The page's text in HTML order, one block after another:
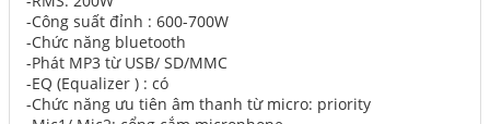
-Công suất đỉnh : 600-700W
-Chức năng bluetooth
-Phát MP3 từ USB/ SD/MMC
-EQ (Equalizer ) : có
-Chức năng ưu tiên âm thanh từ micro: priority